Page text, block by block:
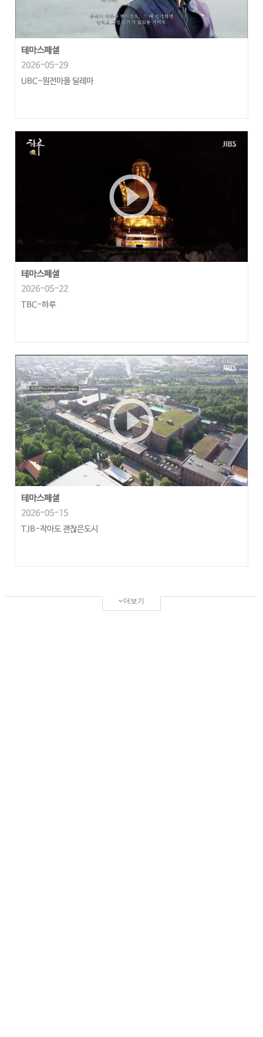
테마스페셜
2026-05-29
UBC-원전마을 딜레마
play_circle_outline
테마스페셜
2026-05-22
TBC-하루
play_circle_outline
테마스페셜
2026-05-15
TJB-작아도 괜찮은도시
더보기